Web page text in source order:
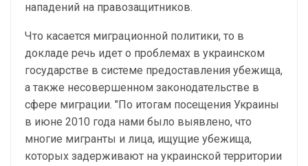
нападений на правозащитников.
Что касается миграционной политики, то в
докладе речь идет о проблемах в украинском
государстве в системе предоставления убежища,
а также несовершенном законодательстве в
сфере миграции. "По итогам посещения Украины
в июне 2010 года нами было выявлено, что
многие мигранты и лица, ищущие убежища,
которых задерживают на украинской территории